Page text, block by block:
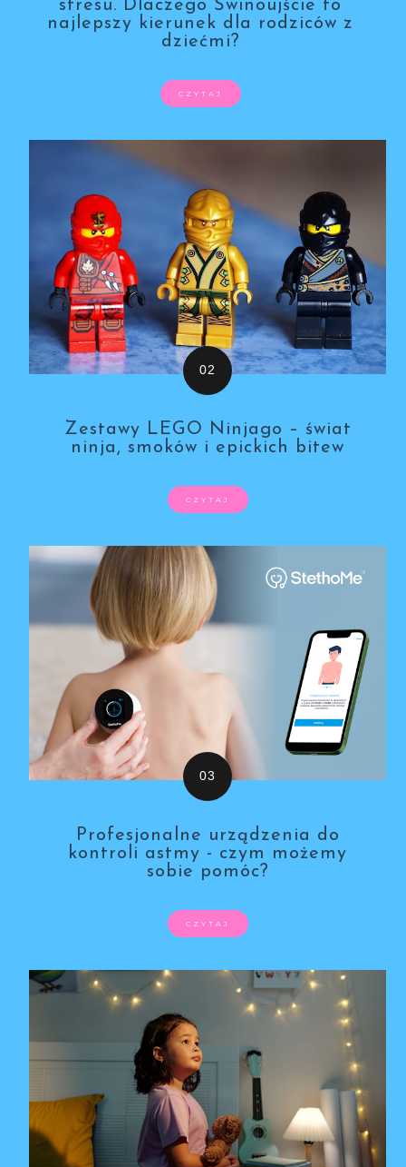
stresu. Dlaczego Świnoujście to
najlepszy kierunek dla rodziców z
dziećmi?
CZYTAJ
Zestawy LEGO Ninjago – świat
ninja, smoków i epickich bitew
CZYTAJ
Profesjonalne urządzenia do
kontroli astmy - czym możemy
sobie pomóc?
CZYTAJ